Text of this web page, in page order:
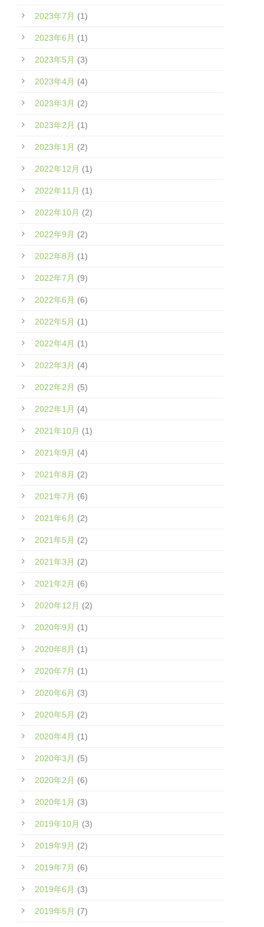
2023年7月 (1)
2023年6月 (1)
2023年5月 (3)
2023年4月 (4)
2023年3月 (2)
2023年2月 (1)
2023年1月 (2)
2022年12月 (1)
2022年11月 (1)
2022年10月 (2)
2022年9月 (2)
2022年8月 (1)
2022年7月 (9)
2022年6月 (6)
2022年5月 (1)
2022年4月 (1)
2022年3月 (4)
2022年2月 (5)
2022年1月 (4)
2021年10月 (1)
2021年9月 (4)
2021年8月 (2)
2021年7月 (6)
2021年6月 (2)
2021年5月 (2)
2021年3月 (2)
2021年2月 (6)
2020年12月 (2)
2020年9月 (1)
2020年8月 (1)
2020年7月 (1)
2020年6月 (3)
2020年5月 (2)
2020年4月 (1)
2020年3月 (5)
2020年2月 (6)
2020年1月 (3)
2019年10月 (3)
2019年9月 (2)
2019年7月 (6)
2019年6月 (3)
2019年5月 (7)